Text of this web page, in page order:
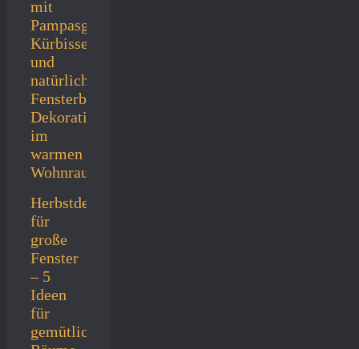
Herbstdeko
für
große
Fenster
– 5
Ideen
für
gemütliche